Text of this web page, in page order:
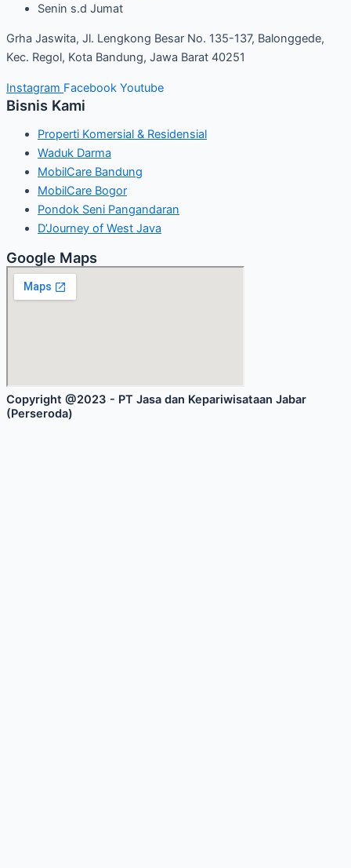
Senin s.d Jumat
Grha Jaswita, Jl. Lengkong Besar No. 135-137, Balonggede,
Kec. Regol, Kota Bandung, Jawa Barat 40251
Instagram Facebook Youtube
Bisnis Kami
Properti Komersial & Residensial
Waduk Darma
MobilCare Bandung
MobilCare Bogor
Pondok Seni Pangandaran
D’Journey of West Java
Google Maps
Copyright @2023 - PT Jasa dan Kepariwisataan Jabar
(Perseroda)